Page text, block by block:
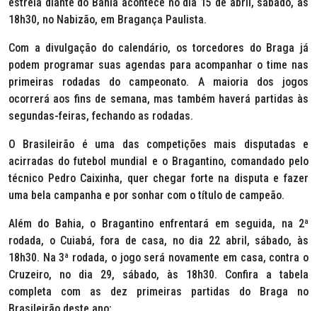
18h30, no Nabizão, em Bragança Paulista.
Com a divulgação do calendário, os torcedores do Braga já
podem programar suas agendas para acompanhar o time nas
primeiras rodadas do campeonato. A maioria dos jogos
ocorrerá aos fins de semana, mas também haverá partidas às
segundas-feiras, fechando as rodadas.
O Brasileirão é uma das competições mais disputadas e
acirradas do futebol mundial e o Bragantino, comandado pelo
técnico Pedro Caixinha, quer chegar forte na disputa e fazer
uma bela campanha e por sonhar com o título de campeão.
Além do Bahia, o Bragantino enfrentará em seguida, na 2ª
rodada, o Cuiabá, fora de casa, no dia 22 abril, sábado, às
18h30. Na 3ª rodada, o jogo será novamente em casa, contra o
Cruzeiro, no dia 29, sábado, às 18h30. Confira a tabela
completa com as dez primeiras partidas do Braga no